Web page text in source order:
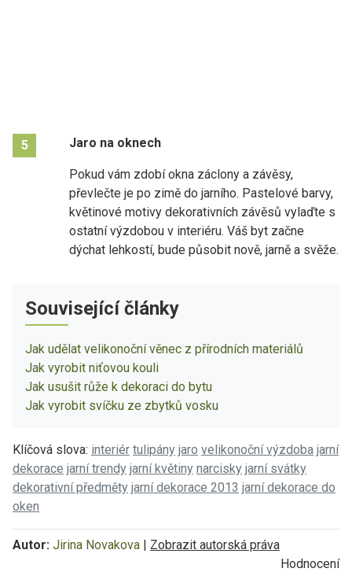
5 Jaro na oknech
Pokud vám zdobí okna záclony a závěsy,
převlečte je po zimě do jarního. Pastelové barvy,
květinové motivy dekorativních závěsů vylaďte s
ostatní výzdobou v interiéru. Váš byt začne
dýchat lehkostí, bude působit nově, jarně a svěže.
Související články
Jak udělat velikonoční věnec z přírodních materiálů
Jak vyrobit niťovou kouli
Jak usušit růže k dekoraci do bytu
Jak vyrobit svíčku ze zbytků vosku
Klíčová slova: interiér tulipány jaro velikonoční výzdoba jarní
dekorace jarní trendy jarní květiny narcisky jarní svátky
dekorativní předměty jarní dekorace 2013 jarní dekorace do
oken
Autor: Jirina Novakova | Zobrazit autorská práva
Hodnocení